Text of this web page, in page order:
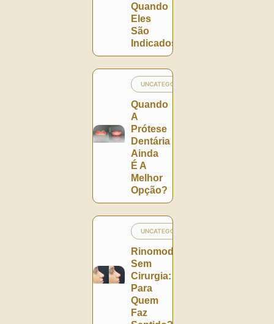
Quando
Eles
São
Indicados?
UNCATEGORIZED
Quando
A
Prótese
Dentária
Ainda
É A
Melhor
Opção?
UNCATEGORIZED
Rinomodelação
Sem
Cirurgia:
Para
Quem
Faz